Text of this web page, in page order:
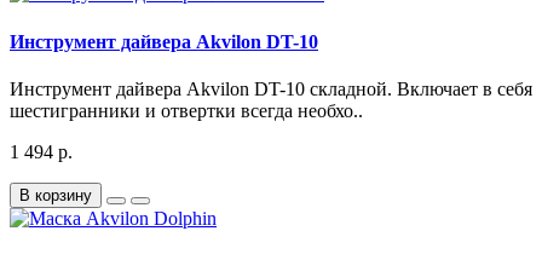
Инструмент дайвера Akvilon DT-10
Инструмент дайвера Akvilon DT-10 складной. Включает в себя
шестигранники и отвертки всегда необхо..
1 494 р.
В корзину